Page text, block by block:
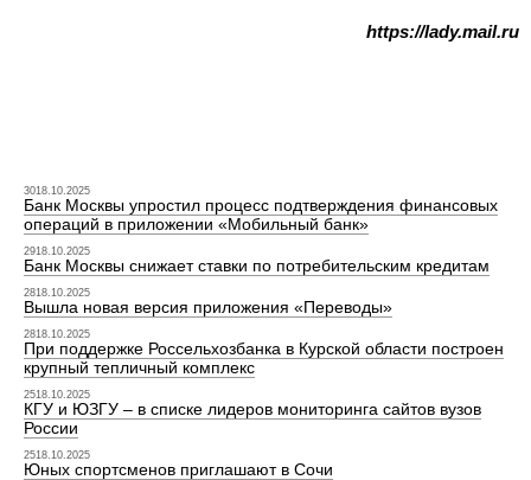
https://lady.mail.ru
3018.10.2025
Банк Москвы упростил процесс подтверждения финансовых
операций в приложении «Мобильный банк»
2918.10.2025
Банк Москвы снижает ставки по потребительским кредитам
2818.10.2025
Вышла новая версия приложения «Переводы»
2818.10.2025
При поддержке Россельхозбанка в Курской области построен
крупный тепличный комплекс
2518.10.2025
КГУ и ЮЗГУ – в списке лидеров мониторинга сайтов вузов
России
2518.10.2025
Юных спортсменов приглашают в Сочи